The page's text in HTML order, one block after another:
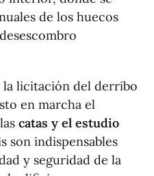
de los huecos
la licitación del derribo
en marcha el
catas y el estudio
son indispensables
y seguridad de la